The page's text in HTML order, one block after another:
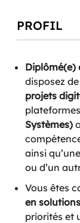
PROFIL
Diplômé(e)
disposez
projets
plateformes
Systèmes)
ainsi
ou d’un
Vous êtes
en
priorités et